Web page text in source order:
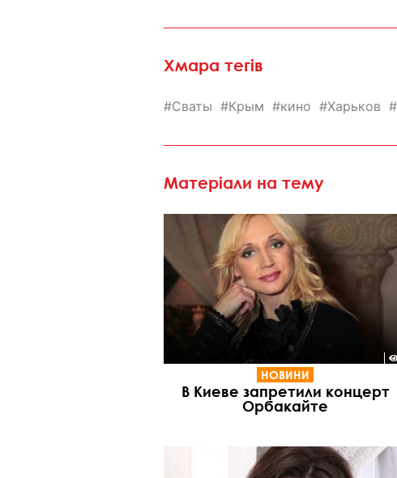
Хмара тегів
Сваты Крым кино Харьков
Матеріали на тему
НОВИНИ
В Киеве запретили концерт
Орбакайте